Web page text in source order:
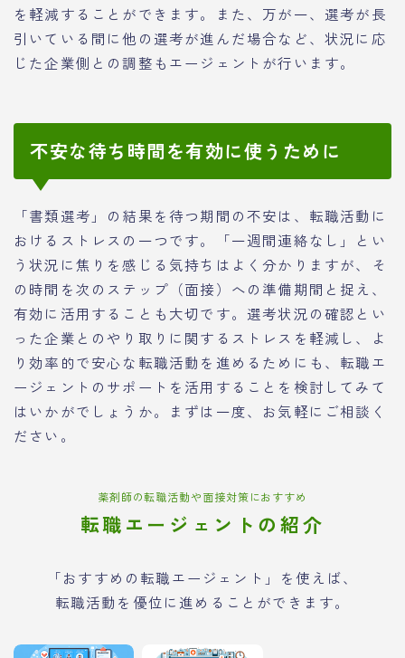
を軽減することができます。また、万が一、選考が長
引いている間に他の選考が進んだ場合など、状況に応
じた企業側との調整もエージェントが行います。
不安な待ち時間を有効に使うために
「書類選考」の結果を待つ期間の不安は、転職活動に
おけるストレスの一つです。「一週間連絡なし」とい
う状況に焦りを感じる気持ちはよく分かりますが、そ
の時間を次のステップ（面接）への準備期間と捉え、
有効に活用することも大切です。選考状況の確認とい
った企業とのやり取りに関するストレスを軽減し、よ
り効率的で安心な転職活動を進めるためにも、転職エ
ージェントのサポートを活用することを検討してみて
はいかがでしょうか。まずは一度、お気軽にご相談く
ださい。
薬剤師の転職活動や面接対策におすすめ
転職エージェントの紹介
「おすすめの転職エージェント」を使えば、
転職活動を優位に進めることができます。